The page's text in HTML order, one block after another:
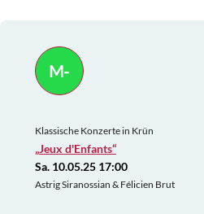
M-
Klassische Konzerte in Krün
„Jeux d'Enfants“
Sa. 10.05.25 17:00
Astrig Siranossian & Félicien Brut